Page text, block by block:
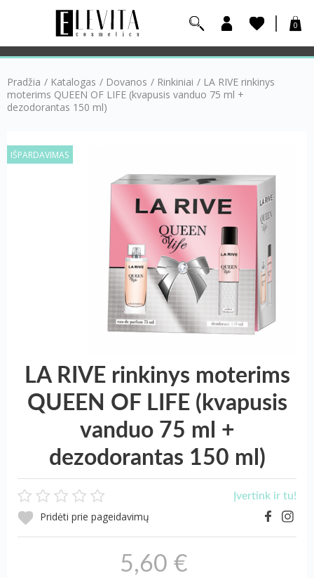
0
Pradžia / Katalogas / Dovanos / Rinkiniai / LA RIVE rinkinys
moterims QUEEN OF LIFE (kvapusis vanduo 75 ml +
dezodorantas 150 ml)
IŠPARDAVIMAS
LA RIVE rinkinys moterims
QUEEN OF LIFE (kvapusis
vanduo 75 ml +
dezodorantas 150 ml)
Įvertink ir tu!
Pridėti prie pageidavimų
5,60 €